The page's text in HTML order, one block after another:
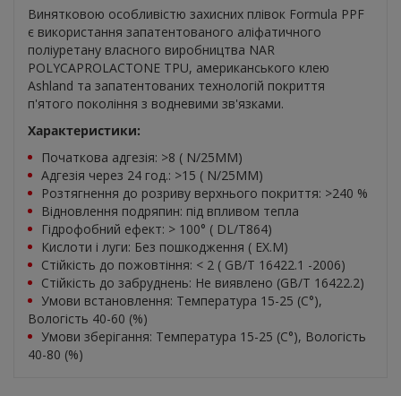
Винятковою особливістю захисних плівок Formula PPF
є використання запатентованого аліфатичного
поліуретану власного виробництва NAR
POLYCAPROLACTONE TPU, американського клею
Ashland та запатентованих технологій покриття
п'ятого покоління з водневими зв'язками.
Характеристики:
Початкова адгезія: >8 ( N/25MM)
Адгезія через 24 год.: >15 ( N/25MM)
Розтягнення до розриву верхнього покриття: >240 %
Відновлення подряпин: під впливом тепла
Гідрофобний ефект: > 100° ( DL/T864)
Кислоти і луги: Без пошкодження ( EX.M)
Стійкість до пожовтіння: < 2 ( GB/T 16422.1 -2006)
Стійкість до забруднень: Не виявлено (GB/T 16422.2)
Умови встановлення: Температура 15-25 (C°),
Вологість 40-60 (%)
Умови зберігання: Температура 15-25 (С°), Вологість
40-80 (%)